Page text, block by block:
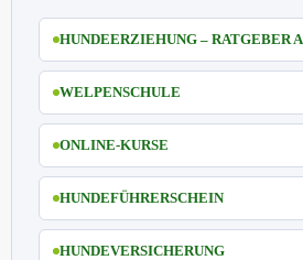
HUNDEERZIEHUNG – RATGEBER
WELPENSCHULE
ONLINE-KURSE
HUNDEFÜHRERSCHEIN
HUNDEVERSICHERUNG